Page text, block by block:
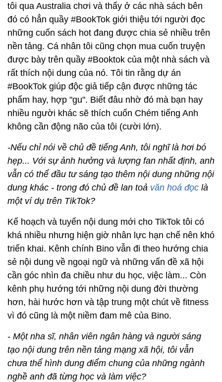
tôi qua Australia chơi và thấy ở các nhà sách bên
đó có hẳn quầy #BookTok giới thiệu tới người đọc
những cuốn sách hot đang được chia sẻ nhiều trên
nền tảng. Cá nhân tôi cũng chọn mua cuốn truyện
được bày trên quầy #Booktok của một nhà sách và
rất thích nội dung của nó. Tôi tin rằng dự án
#BookTok giúp độc giả tiếp cận được những tác
phẩm hay, hợp "gu". Biết đâu nhờ đó mà bạn hay
nhiều người khác sẽ thích cuốn Chém tiếng Anh
không cần động não của tôi (cười lớn).
-Nếu chỉ nói về chủ đề tiếng Anh, tôi nghĩ là hơi bó
hẹp... Với sự ảnh hưởng và lượng fan nhất định, anh
vẫn có thể đầu tư sáng tạo thêm nội dung những nội
dung khác - trong đó chủ đề lan toả văn hoá đọc là
một ví dụ trên TikTok?
Kế hoạch và tuyến nội dung mới cho TikTok tôi có
khá nhiều nhưng hiện giờ nhân lực hạn chế nên khó
triển khai. Kênh chính Bino vẫn đi theo hướng chia
sẻ nội dung về ngoại ngữ và những vấn đề xã hội
cần góc nhìn đa chiều như du học, việc làm... Còn
kênh phụ hướng tới những nội dung đời thường
hơn, hài hước hơn và tập trung một chút về fitness
vì đó cũng là một niềm đam mê của Bino.
- Một nha sĩ, nhân viên ngân hàng và người sáng
tạo nội dung trên nền tảng mạng xã hội, tôi vẫn
chưa thể hình dung điểm chung của những ngành
nghề anh đã từng học và làm việc?